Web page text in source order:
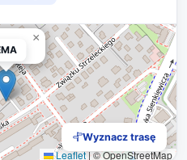
×
Leaflet|© OpenStreetMap
Wyznacz trasę